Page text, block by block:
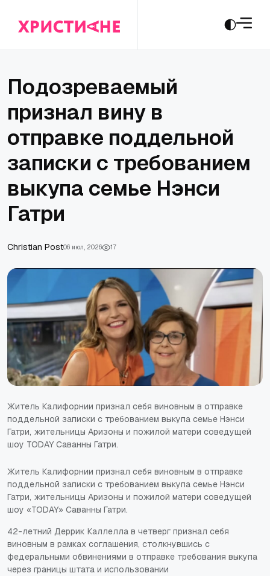
Подозреваемый
признал вину в
отправке поддельной
записки с требованием
выкупа семье Нэнси
Гатри
Сhristian Post06 июл., 2026 17
Житель Калифорнии признал себя виновным в отправке
поддельной записки с требованием выкупа семье Нэнси
Гатри, жительницы Аризоны и пожилой матери соведущей
шоу TODAY Саванны Гатри.
Житель Калифорнии признал себя виновным в отправке
поддельной записки с требованием выкупа семье Нэнси
Гатри, жительницы Аризоны и пожилой матери соведущей
шоу «TODAY» Саванны Гатри.
42-летний Деррик Каллелла в четверг признал себя
виновным в рамках соглашения, столкнувшись с
федеральными обвинениями в отправке требования выкупа
через границы штата и использовании